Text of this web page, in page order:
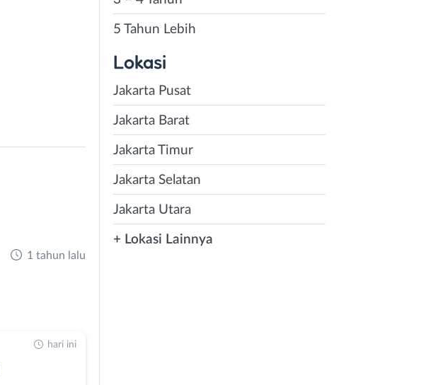
1 tahun lalu
hari ini
5 Tahun Lebih
Lokasi
Jakarta Pusat
Jakarta Barat
Jakarta Timur
Jakarta Selatan
Jakarta Utara
+ Lokasi Lainnya